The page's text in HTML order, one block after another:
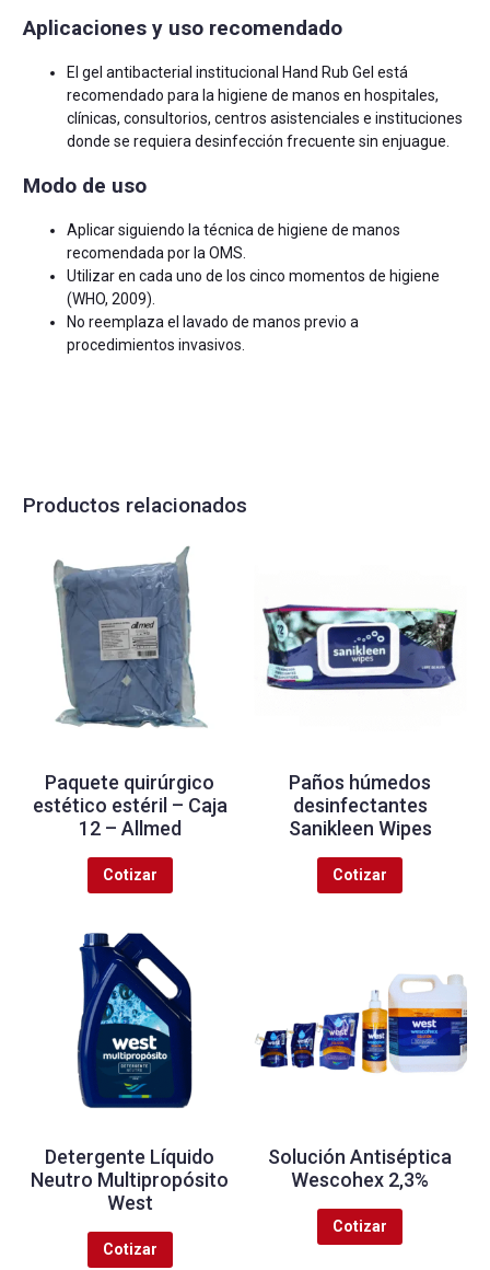
Aplicaciones y uso recomendado
El gel antibacterial institucional Hand Rub Gel está
recomendado para la higiene de manos en hospitales,
clínicas, consultorios, centros asistenciales e instituciones
donde se requiera desinfección frecuente sin enjuague.
Modo de uso
Aplicar siguiendo la técnica de higiene de manos
recomendada por la OMS.
Utilizar en cada uno de los cinco momentos de higiene
(WHO, 2009).
No reemplaza el lavado de manos previo a
procedimientos invasivos.
Productos relacionados
Paquete quirúrgico
estético estéril – Caja
12 – Allmed
Cotizar
Paños húmedos
desinfectantes
Sanikleen Wipes
Cotizar
Detergente Líquido
Neutro Multipropósito
West
Cotizar
Solución Antiséptica
Wescohex 2,3%
Cotizar